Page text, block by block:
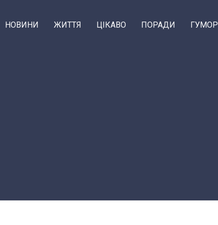
НОВИНИ ЖИТТЯ ЦІКАВО ПОРАДИ ГУМОР